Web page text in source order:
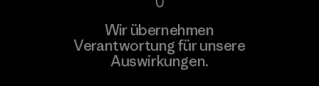
Wir übernehmen
Verantwortung für unsere
Auswirkungen.